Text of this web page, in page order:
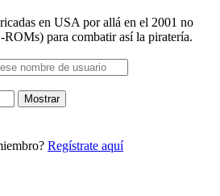
en USA por allá en el 2001 no
para combatir así la piratería.
Mostrar
Regístrate aquí